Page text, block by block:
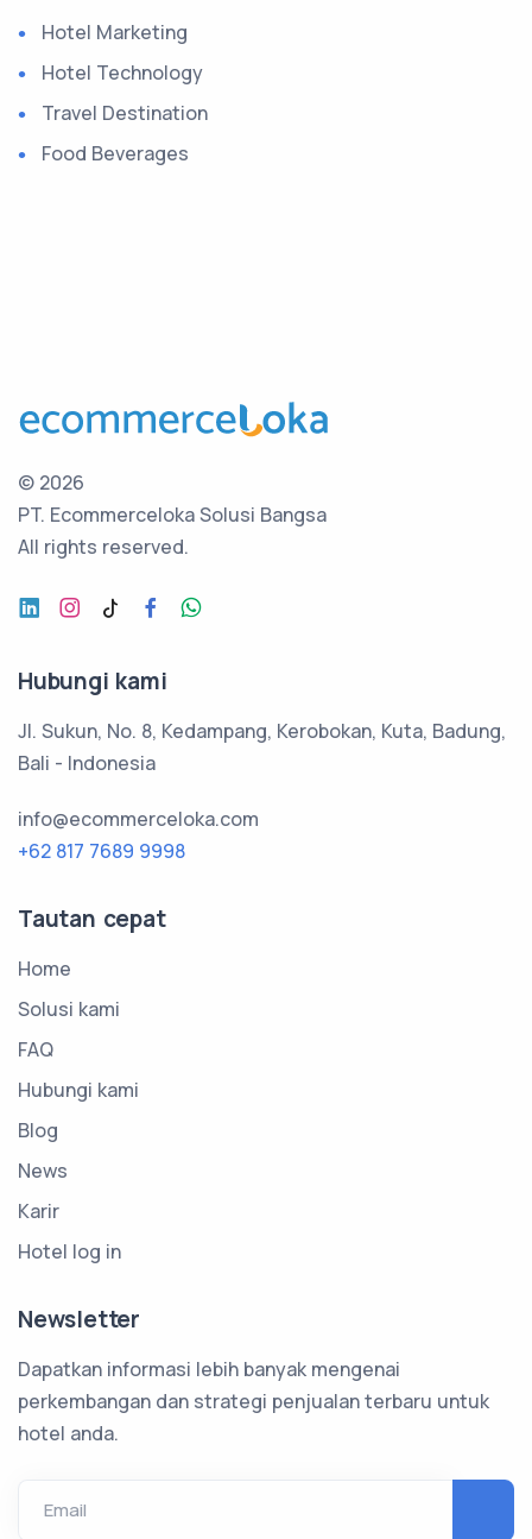
Hotel Marketing
Hotel Technology
Travel Destination
Food Beverages
© 2026
PT. Ecommerceloka Solusi Bangsa
All rights reserved.
Hubungi kami
Jl. Sukun, No. 8, Kedampang, Kerobokan, Kuta, Badung,
Bali - Indonesia
info@ecommerceloka.com
+62 817 7689 9998
Tautan cepat
Home
Solusi kami
FAQ
Hubungi kami
Blog
News
Karir
Hotel log in
Newsletter
Dapatkan informasi lebih banyak mengenai
perkembangan dan strategi penjualan terbaru untuk
hotel anda.
Email